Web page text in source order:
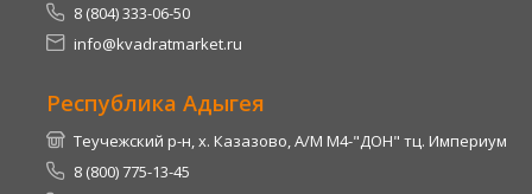
8 (804) 333-06-50
info@kvadratmarket.ru
Республика Адыгея
Теучежский р-н, х. Казазово, А/М М4-"ДОН" тц. Империум
8 (800) 775-13-45